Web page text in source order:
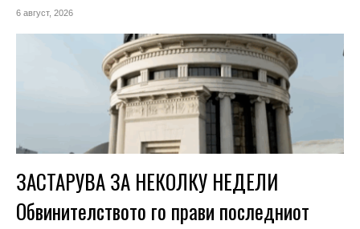
6 август, 2026
ЗАСТАРУВА ЗА НЕКОЛКУ НЕДЕЛИ
Обвинителството го прави последниот